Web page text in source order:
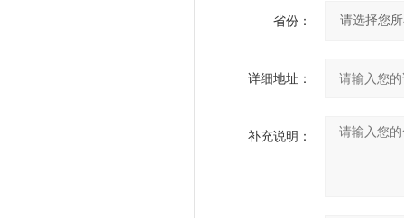
省份：
详细地址：
补充说明：